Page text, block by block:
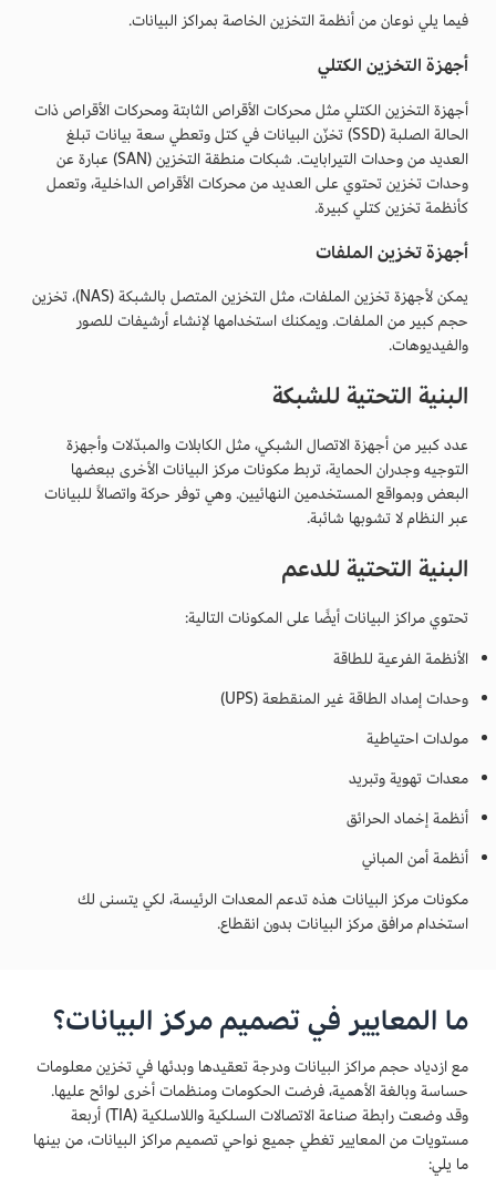
فيما يلي نوعان من أنظمة التخزين الخاصة بمراكز البيانات.
أجهزة التخزين الكتلي
أجهزة التخزين الكتلي مثل محركات الأقراص الثابتة ومحركات الأقراص ذات
الحالة الصلبة (SSD) تخزّن البيانات في كتل وتعطي سعة بيانات تبلغ
العديد من وحدات التيرابايت. شبكات منطقة التخزين (SAN) عبارة عن
وحدات تخزين تحتوي على العديد من محركات الأقراص الداخلية، وتعمل
كأنظمة تخزين كتلي كبيرة.
أجهزة تخزين الملفات
يمكن لأجهزة تخزين الملفات، مثل التخزين المتصل بالشبكة (NAS)، تخزين
حجم كبير من الملفات. ويمكنك استخدامها لإنشاء أرشيفات للصور
والفيديوهات.
البنية التحتية للشبكة
عدد كبير من أجهزة الاتصال الشبكي، مثل الكابلات والمبدّلات وأجهزة
التوجيه وجدران الحماية، تربط مكونات مركز البيانات الأخرى ببعضها
البعض وبمواقع المستخدمين النهائيين. وهي توفر حركة واتصالاً للبيانات
عبر النظام لا تشوبها شائبة.
البنية التحتية للدعم
تحتوي مراكز البيانات أيضًا على المكونات التالية:
الأنظمة الفرعية للطاقة
وحدات إمداد الطاقة غير المنقطعة (UPS)
مولدات احتياطية
معدات تهوية وتبريد
أنظمة إخماد الحرائق
أنظمة أمن المباني
مكونات مركز البيانات هذه تدعم المعدات الرئيسة، لكي يتسنى لك
استخدام مرافق مركز البيانات بدون انقطاع.
ما المعايير في تصميم مركز البيانات؟
مع ازدياد حجم مراكز البيانات ودرجة تعقيدها وبدئها في تخزين معلومات
حساسة وبالغة الأهمية، فرضت الحكومات ومنظمات أخرى لوائح عليها.
وقد وضعت رابطة صناعة الاتصالات السلكية واللاسلكية (TIA) أربعة
مستويات من المعايير تغطي جميع نواحي تصميم مراكز البيانات، من بينها
ما يلي: